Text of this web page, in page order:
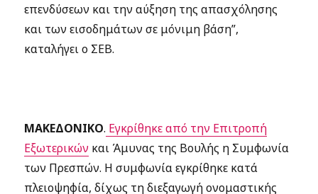
επενδύσεων και την αύξηση της απασχόλησης
και των εισοδημάτων σε μόνιμη βάση”,
καταλήγει ο ΣΕΒ.
ΜΑΚΕΔΟΝΙΚΟ. Εγκρίθηκε από την Επιτροπή
Εξωτερικών και Άμυνας της Βουλής η Συμφωνία
των Πρεσπών. Η συμφωνία εγκρίθηκε κατά
πλειοψηφία, δίχως τη διεξαγωγή ονομαστικής